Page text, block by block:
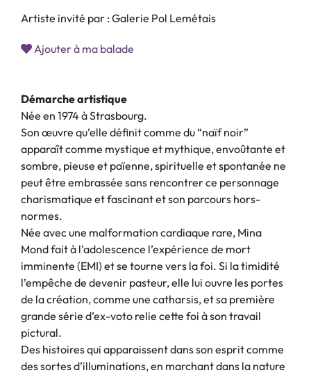
Artiste invité par : Galerie Pol Lemétais
Ajouter à ma balade
Démarche artistique
Née en 1974 à Strasbourg.
Son œuvre qu’elle définit comme du “naïf noir”
apparaît comme mystique et mythique, envoûtante et
sombre, pieuse et païenne, spirituelle et spontanée ne
peut être embrassée sans rencontrer ce personnage
charismatique et fascinant et son parcours hors-
normes.
Née avec une malformation cardiaque rare, Mina
Mond fait à l’adolescence l’expérience de mort
imminente (EMI) et se tourne vers la foi. Si la timidité
l’empêche de devenir pasteur, elle lui ouvre les portes
de la création, comme une catharsis, et sa première
grande série d’ex-voto relie cette foi à son travail
pictural.
Des histoires qui apparaissent dans son esprit comme
des sortes d’illuminations, en marchant dans la nature